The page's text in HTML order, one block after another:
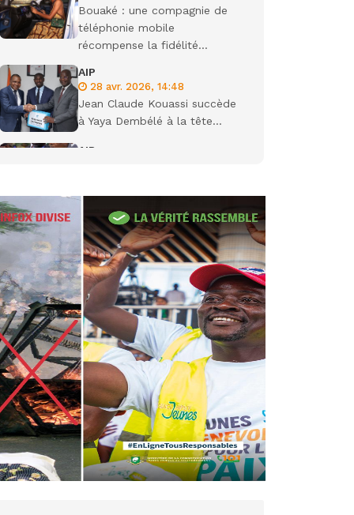
Bouaké : une compagnie de
téléphonie mobile
récompense la fidélité...
AIP
28 avr. 2026, 14:48
Jean Claude Kouassi succède
à Yaya Dembélé à la tête...
AIP
Sadio Camara tué lors
d’attaques...
AIP
22 avr. 2026, 16:41
Des bureaux ravagés dans un
incendie survenu à la mairie...
AIP
10 avr. 2026, 09:48
Nommé Médiateur de la
République, Gaoussou Touré
prend officiellement fonction
AIP
13 mars 2026, 10:43
Nécrologie : décès de
Guillaume Houphouët-Boigny,
fils du Père fondateur...